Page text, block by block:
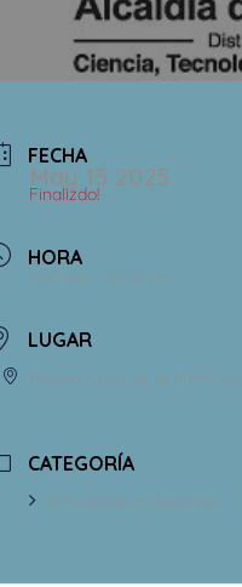
FECHA
May 15 2025
Finalizdo!
HORA
9:00 am - 12:00 pm
LUGAR
Museo Casa de la Memoria
CATEGORÍA
Actividades educativas